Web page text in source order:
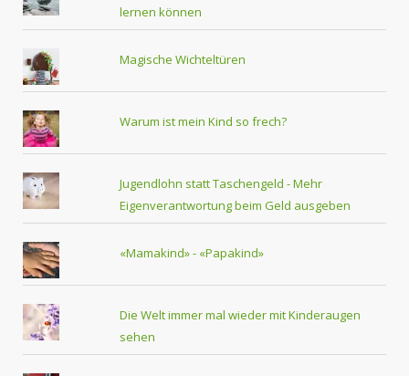
lernen können
Magische Wichteltüren
Warum ist mein Kind so frech?
Jugendlohn statt Taschengeld - Mehr
Eigenverantwortung beim Geld ausgeben
«Mamakind» - «Papakind»
Die Welt immer mal wieder mit Kinderaugen
sehen